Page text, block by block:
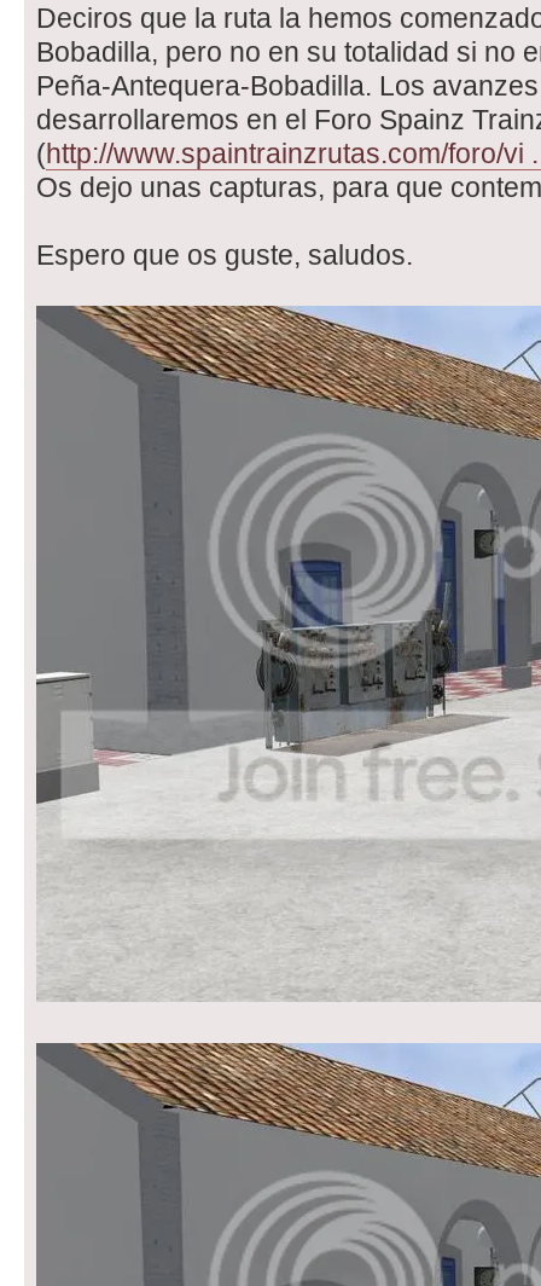
Deciros que la ruta la hemos
Bobadilla, pero no en su totalidad si no
Peña-Antequera-Bobadilla. Los
desarrollaremos en el Foro Spainz
(http://www.spaintrainzrutas.com/foro/vi
Os dejo unas capturas, para que
Espero que os guste, saludos.